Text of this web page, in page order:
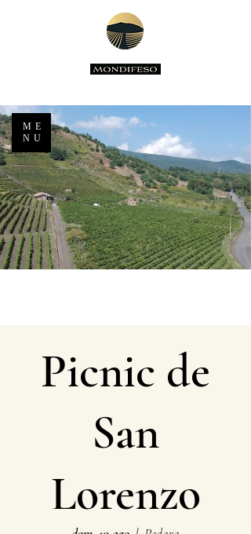
ME
NU
Picnic de
San
Lorenzo